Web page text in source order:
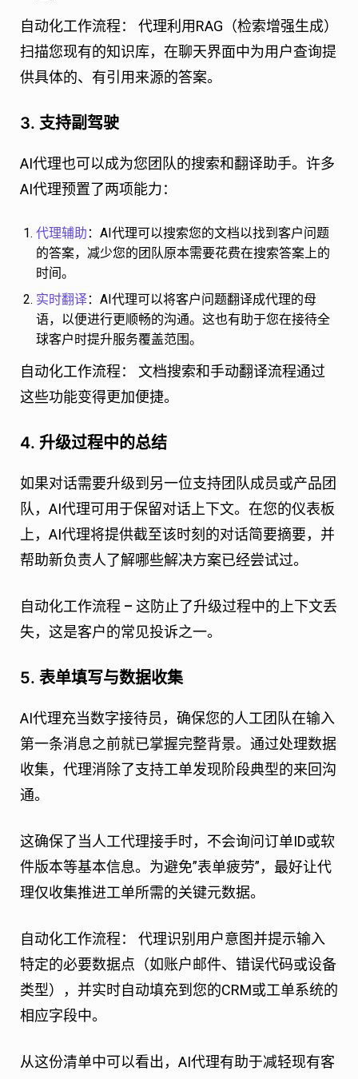
自动化工作流程：
代理利用RAG（检索增强生成）
扫描您现有的知识库，在聊天界面中为用户查询提
供具体的、有引用来源的答案。
3. 支持副驾驶
AI代理也可以成为您团队的搜索和翻译助手。许多
AI代理预置了两项能力：
代理辅助 ：AI代理可以搜索您的文档以找到客户问题
的答案，减少您的团队原本需要花费在搜索答案上的
时间。
实时翻译：AI代理可以将客户问题翻译成代理的母
语，以便进行更顺畅的沟通。这也有助于您在接待全
球客户时提升服务覆盖范围。
自动化工作流程：
文档搜索和手动翻译流程通过
这些功能变得更加便捷。
4. 升级过程中的总结
如果对话需要升级到另一位支持团队成员或产品团
队，AI代理可用于保留对话上下文。在您的仪表板
上，AI代理将提供截至该时刻的对话简要摘要，并
帮助新负责人了解哪些解决方案已经尝试过。
自动化工作流程 – 这防止了升级过程中的上下文丢
失，这是客户的常见投诉之一。
5. 表单填写与数据收集
AI代理充当数字接待员，确保您的人工团队在输入
第一条消息之前就已掌握完整背景。通过处理数据
收集，代理消除了支持工单发现阶段典型的来回沟
通。
这确保了当人工代理接手时，不会询问订单ID或软
件版本等基本信息。为避免”表单疲劳”，最好让代
理仅收集推进工单所需的关键元数据。
自动化工作流程：
代理识别用户意图并提示输入
特定的必要数据点（如账户邮件、错误代码或设备
类型），并实时自动填充到您的CRM或工单系统的
相应字段中。
从这份清单中可以看出，AI代理有助于减轻现有客